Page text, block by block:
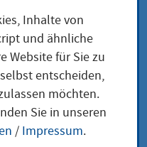
müssen sich
Lehramt an einer
Inhalte von
und ähnliche
Website für Sie zu
entscheiden,
möchten.
Sie in unseren
/ Impressum.